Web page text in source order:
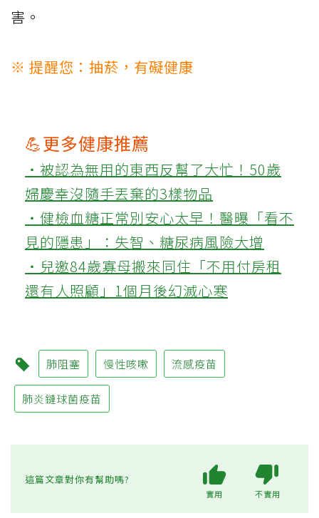
害。
※ 提醒您：抽菸，有礙健康
💪更多健康推薦
‧被認為無用的東西反幫了大忙！50歲
婦慶幸沒隨手丟棄的3樣物品
‧健檢血糖正常別安心太早！醫曝「看不
見的隱患」：失智、糖尿病風險大增
‧兒邀84歲寡母搬來同住「不用付房租
還有人照顧」1個月後幻滅心寒
肺阻塞 慢性咳嗽 流感疫苗
肺炎鏈球菌疫苗
這篇文章對你有幫助嗎?
實用 不實用